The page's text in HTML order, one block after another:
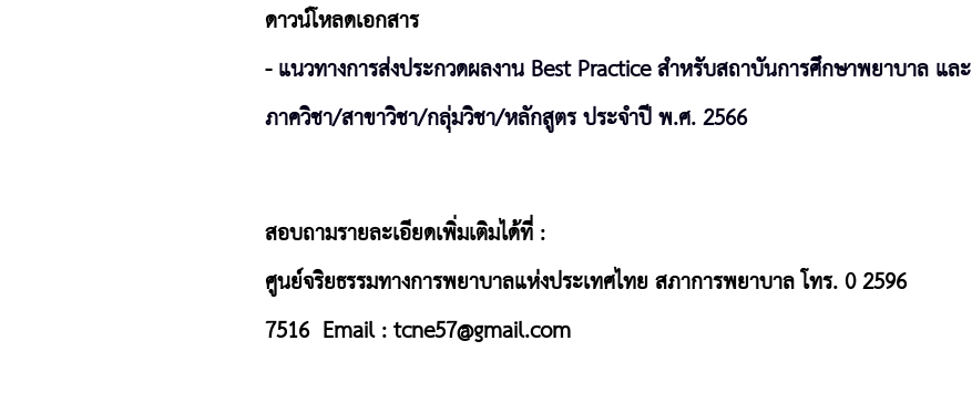
ดาวน์โหลดเอกสาร
-แนวทางการส่งประกวดผลงาน Best Practice สำหรับสถาบันการศึกษาพยาบาล และ
ภาควิชา/สาขาวิชา/กลุ่มวิชา/หลักสูตร ประจำปี พ.ศ. 2566
สอบถามรายละเอียดเพิ่มเติมได้ที่ :
ศูนย์จริยธรรมทางการพยาบาลแห่งประเทศไทย สภาการพยาบาล โทร. 0 2596
7516 Email :tcne57@gmail.com